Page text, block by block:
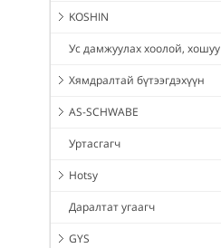
KOSHIN
Ус дамжуулах хоолой, хошуу
Хямдралтай бүтээгдэхүүн
AS-SCHWABE
Уртасгагч
Hotsy
Даралтат угаагч
GYS